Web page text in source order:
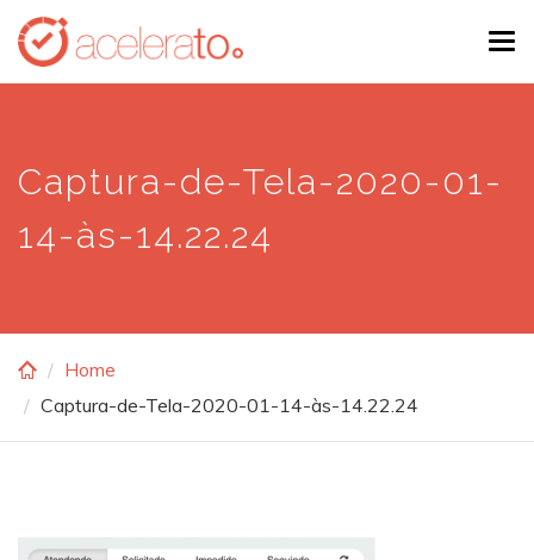
Skip
main
Captura-de-Tela-2020-01-
14-às-14.22.24
Home
Captura-de-Tela-2020-01-14-às-14.22.24